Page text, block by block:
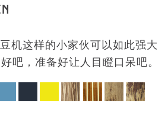
机这样的小家伙可以如此强大
吧，准备好让人目瞪口呆吧。